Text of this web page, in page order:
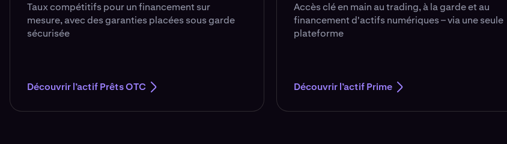
Taux compétitifs pour un financement sur
mesure, avec des garanties placées sous garde
sécurisée
Découvrir l’actif Prêts OTC
Accès clé en main au trading, à la garde et au
financement d'actifs numériques – via une seule
plateforme
Découvrir l’actif Prime